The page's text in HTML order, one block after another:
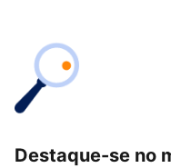
Destaque-se no